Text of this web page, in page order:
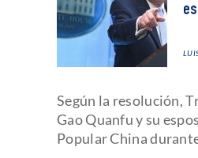
Según la resolución,
Gao Quanfu y su
Popular China